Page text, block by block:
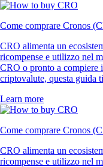
Come comprare Cronos
CRO alimenta un
ricompense e utilizzo nel
CRO o pronto a compiere
criptovalute, questa guida
Learn more
Come comprare Cronos
CRO alimenta un
ricompense e utilizzo nel